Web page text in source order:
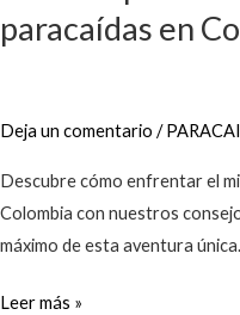
paracaídas en
Deja un comentario /
Descubre cómo enfrentar el
Colombia con nuestros
máximo de esta aventura
a
paracaídas
en
Colombia
Leer más »